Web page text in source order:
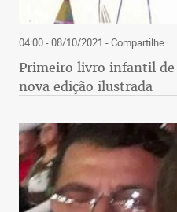
04:00 - 08/10/2021 - Compartilhe
Primeiro livro infantil de
nova edição ilustrada